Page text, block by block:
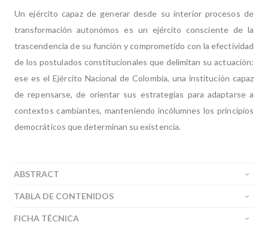
Un ejército capaz de generar desde su interior procesos de
transformación autonómos es un ejército consciente de la
trascendencia de su función y comprometido con la efectividad
de los postulados constitucionales que delimitan su actuación:
ese es el Ejército Nacional de Colombia, una institución capaz
de repensarse, de orientar sus estrategias para adaptarse a
contextos cambiantes, manteniendo incólumnes los principios
democráticos que determinan su existencia.
ABSTRACT
TABLA DE CONTENIDOS
FICHA TÉCNICA